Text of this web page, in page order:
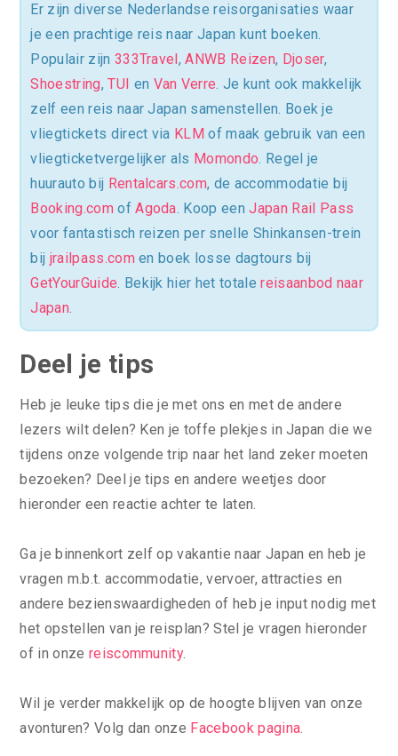
Er zijn diverse Nederlandse reisorganisaties waar
je een prachtige reis naar Japan kunt boeken.
Populair zijn 333Travel ,ANWB Reizen, Djoser,
Shoestring,TUI en Van Verre. Je kunt ook makkelijk
zelf een reis naar Japan samenstellen. Boek je
vliegtickets direct via KLM of maak gebruik van een
vliegticketvergelijker als Momondo. Regel je
huurauto bij Rentalcars.com, de accommodatie bij
Booking.com ofAgoda. Koop eenJapan Rail Pass
voor fantastisch reizen per snelle Shinkansen-trein
bij jrailpass.com en boek losse dagtours bij
GetYourGuide. Bekijk hier het totalereisaanbod naar
Japan.
Deel je tips
Heb je leuke tips die je met ons en met de andere
lezers wilt delen? Ken je toffe plekjes in Japan die we
tijdens onze volgende trip naar het land zeker moeten
bezoeken? Deel je tips en andere weetjes door
hieronder een reactie achter te laten.
Ga je binnenkort zelf op vakantie naar Japan en heb je
vragen m.b.t. accommodatie, vervoer, attracties en
andere bezienswaardigheden of heb je input nodig met
het opstellen van je reisplan? Stel je vragen hieronder
of in onze reiscommunity.
Wil je verder makkelijk op de hoogte blijven van onze
avonturen? Volg dan onze Facebook pagina.